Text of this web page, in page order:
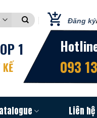
Đăng ký
1
093
Liên hệ